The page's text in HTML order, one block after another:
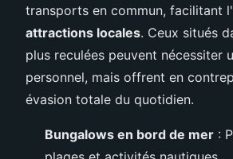
transports en commun, facilitant
attractions locales. Ceux situés
plus reculées peuvent nécessiter
personnel, mais offrent en
évasion totale du quotidien.
Bungalows en bord de mer :